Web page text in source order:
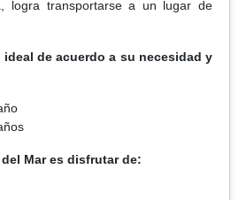
logra transportarse a un lugar de
de acuerdo a su necesidad y
Mar es disfrutar de: